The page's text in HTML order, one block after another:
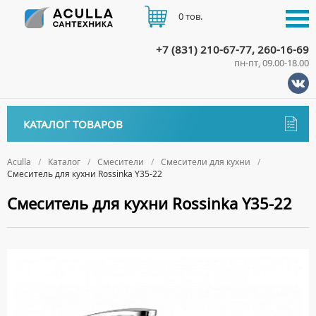
Aculla Каталог Смесители
Смесители для кухни
Смеситель для кухни Rossinka Y35-22
Смеситель для кухни Rossinka Y35-22
КАТАЛОГ ТОВАРОВ
ДЕРЖАТЕЛИ
ДИСПЕНСЕРЫ
Биде
НАПОЛЬНЫЕ БИДЕ
ПОДВЕСНЫЕ БИДЕ
Ванны
АКРИЛОВЫЕ ВАННЫ
ДУШЕВЫЕ ДВЕРИ
+7 (831) 210-67-77, 260-16-69
пн-пт, 09.00-18.00
0 тов.
ДОСТАВКА
ОПЛАТА